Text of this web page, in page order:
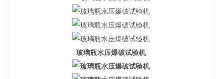
玻璃瓶水压爆破试验机